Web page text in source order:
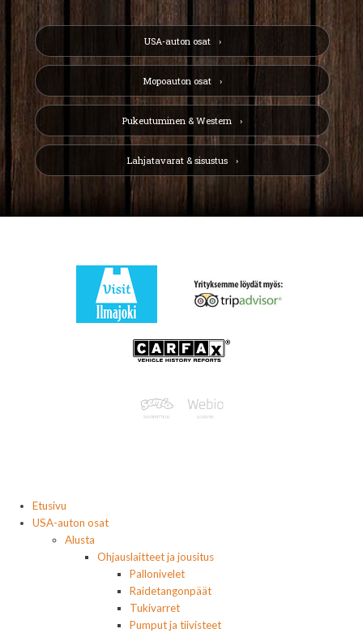
USA-auton osat
Mopoauton osat
Pukeutuminen & Western
Lahjatavarat & sisustus
Etusivu
USA-auton osat
Alusta
Ohjauslaitteet ja jousitus
Pallonivelet
Raidetangonpäät
Tukivarret
Pumput ja tiivisteet